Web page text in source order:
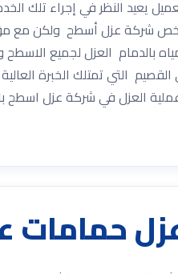
يعيد النظر في إجراء تلك
شركة عزل أسطح ولكن مع
العزل لجميع الاسطح
التي تمتلك الخبرة
عملية العزل في شركة عزل